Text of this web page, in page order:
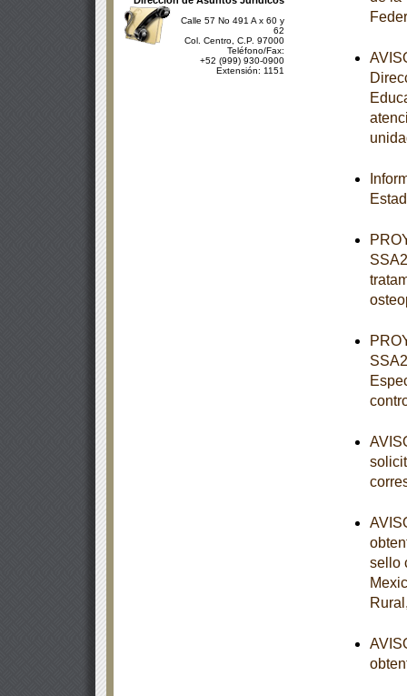
Calle 57 No 491 A x 60 y
62
Col. Centro, C.P. 97000
Teléfono/Fax:
+52 (999) 930-0900
Extensión: 1151
sello